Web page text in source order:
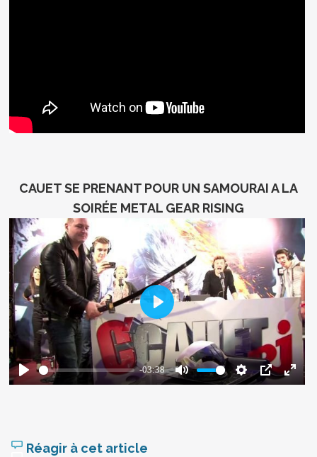
CAUET SE PRENANT POUR UN SAMOURAI A LA
SOIRÉE METAL GEAR RISING
Réagir à cet article